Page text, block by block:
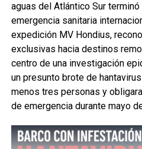
aguas del Atlántico Sur
emergencia sanitaria
expedición MV Hondius,
exclusivas hacia destinos
centro de una investigación
un presunto brote de
menos tres personas y
de emergencia durante mayo